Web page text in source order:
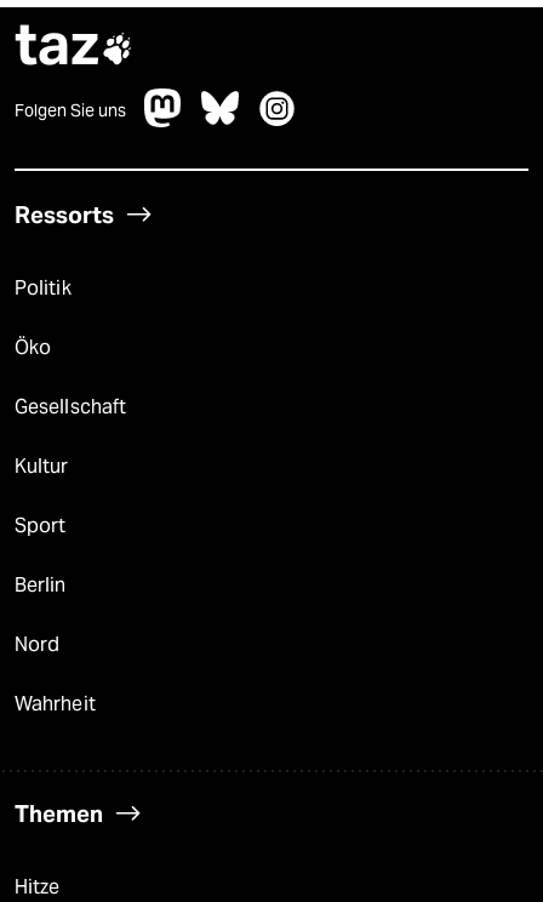
taz
Folgen Sie uns
Ressorts
Politik
Öko
Gesellschaft
Kultur
Sport
Berlin
Nord
Wahrheit
Themen
Hitze